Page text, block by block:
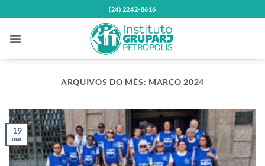
to
(24) 2242-8616
ARQUIVOS DO MÊS: MARÇO 2024
19
mar